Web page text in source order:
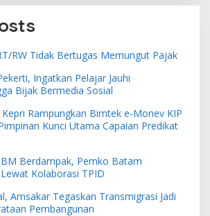
RW Tidak Bertugas Memungut Pajak
Ingatkan Pelajar Jauhi
Bijak Bermedia Sosial
Rampungkan Bimtek e-Monev KIP
Kunci Utama Capaian Predikat
Berdampak, Pemko Batam
Kolaborasi TPID
Amsakar Tegaskan Transmigrasi Jadi
Pembangunan